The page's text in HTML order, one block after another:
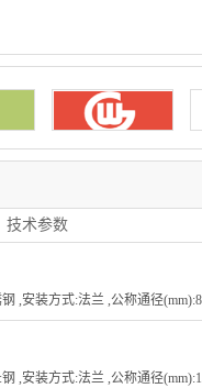
技术参数
,安装方式:法兰 ,公称通径
,安装方式:法兰 ,公称通径